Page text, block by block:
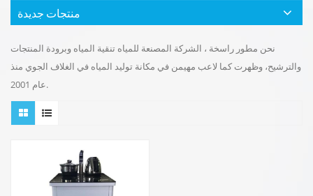
منتجات جديدة
نحن مطور راسخة ، الشركة المصنعة للمياه تنقية المياه وبرودة المنتجات
والترشيح، وظهرت كما لاعب مهيمن في مكانة توليد المياه في الغلاف الجوي منذ
عام 2001.